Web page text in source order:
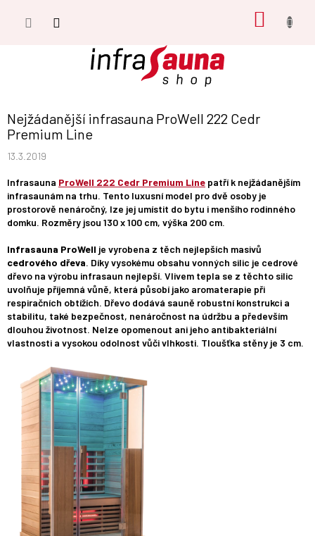
Nejžádanější infrasauna ProWell 222 Cedr
Premium Line
13.3.2019
Infrasauna ProWell 222 Cedr Premium Line patří k nejžádanějším
infrasaunám na trhu. Tento luxusní model pro dvě osoby je
prostorově nenáročný, lze jej umístit do bytu i menšího rodinného
domku. Rozměry jsou 130 x 100 cm, výška 200 cm.
Infrasauna ProWell je vyrobena z těch nejlepších masivů
cedrového dřeva. Díky vysokému obsahu vonných silic je cedrové
dřevo na výrobu infrasaun nejlepší. Vlivem tepla se z těchto silic
uvolňuje příjemná vůně, která působí jako aromaterapie při
respiračních obtížích. Dřevo dodává sauně robustní konstrukci a
stabilitu, také bezpečnost, nenáročnost na údržbu a především
dlouhou životnost. Nelze opomenout ani jeho antibakteriální
vlastnosti a vysokou odolnost vůči vlhkosti. Tloušťka stěny je 3 cm.